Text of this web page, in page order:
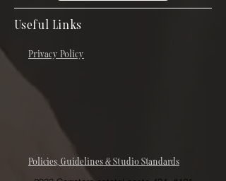
Useful Links
Privacy Policy
Policies, Guidelines & Studio Standards